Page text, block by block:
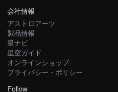
会社情報
アストロアーツ
製品情報
星ナビ
星空ガイド
オンラインショップ
プライバシー・ポリシー
Follow